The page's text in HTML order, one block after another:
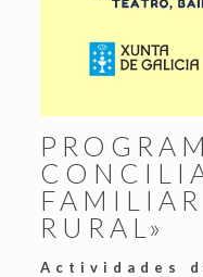
RURAL»
Actividades